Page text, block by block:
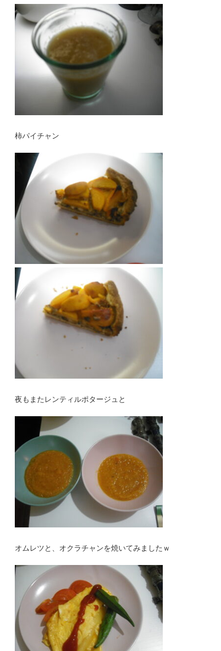
柿パイチャン
夜もまたレンティルポタージュと
オムレツと、オクラチャンを焼いてみましたｗ